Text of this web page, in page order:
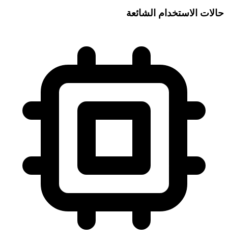
حالات الاستخدام الشائعة